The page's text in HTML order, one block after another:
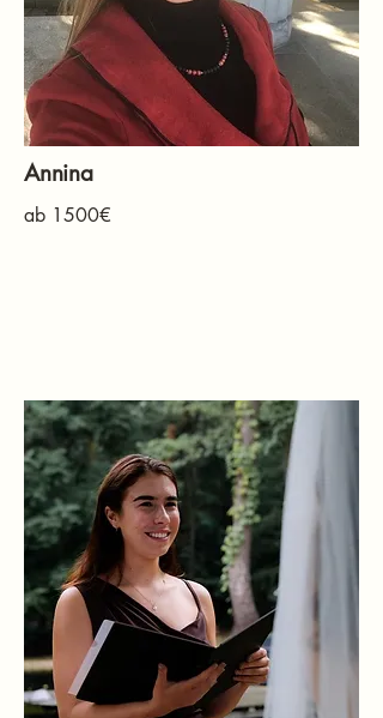
Annina
ab 1500€